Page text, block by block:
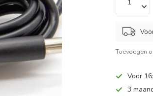
Toevoegen
Voor
3